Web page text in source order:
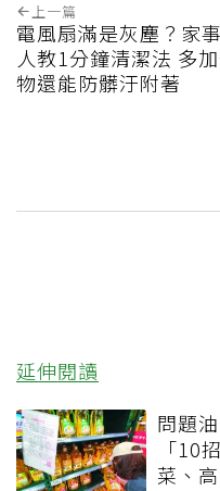
上一篇
電風扇滿是灰塵？家
人教1分鐘清潔法 多
物還能防髒汙附著
延伸閱讀
問題
「10
菜、